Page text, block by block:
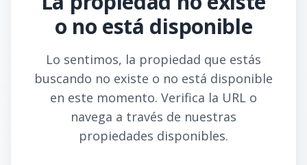
o no está disponible
Lo sentimos, la propiedad que estás
buscando no existe o no está disponible
en este momento. Verifica la URL o
navega a través de nuestras
propiedades disponibles.